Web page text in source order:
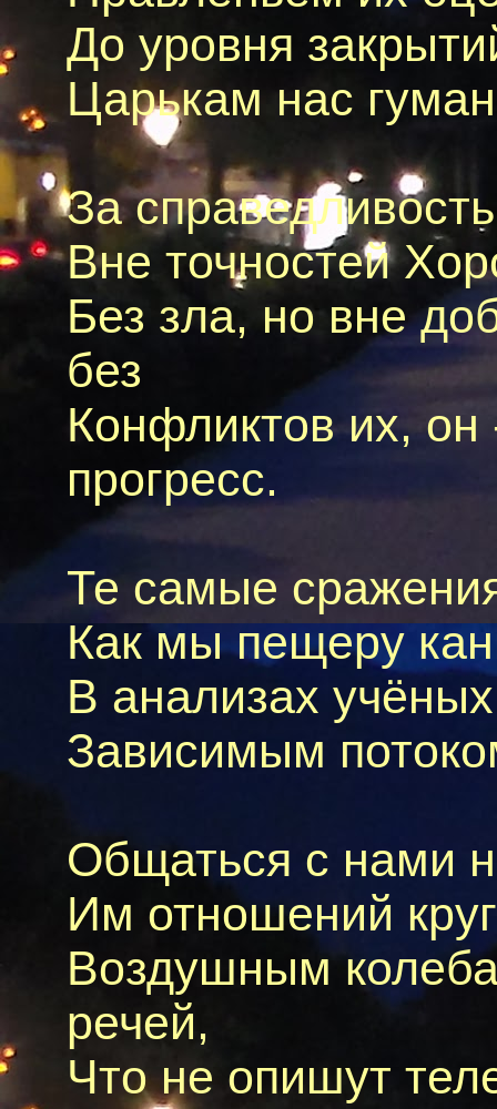
До уровня
Царькам нас
За
Вне точностей
Без зла, но вне
без
Конфликтов их,
прогресс.
Те самые
Как мы пещеру
В анализах
Зависимым
Общаться с нами
Им отношений
Воздушным
речей,
Что не опишут